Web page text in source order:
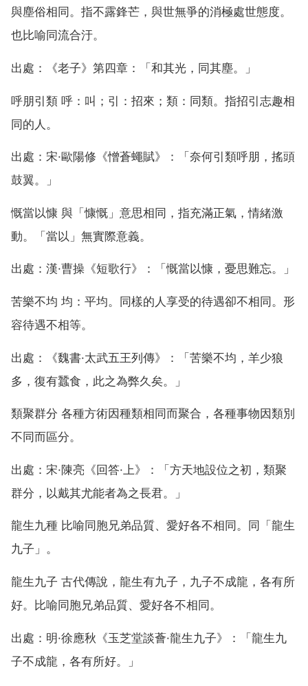
與塵俗相同。指不露鋒芒，與世無爭的消極處世態度。
也比喻同流合汙。
出處：《老子》第四章：「和其光，同其塵。」
呼朋引類 呼：叫；引：招來；類：同類。指招引志趣相
同的人。
出處：宋·歐陽修《憎蒼蠅賦》：「奈何引類呼朋，搖頭
鼓翼。」
慨當以慷 與「慷慨」意思相同，指充滿正氣，情緒激
動。「當以」無實際意義。
出處：漢·曹操《短歌行》：「慨當以慷，憂思難忘。」
苦樂不均 均：平均。同樣的人享受的待遇卻不相同。形
容待遇不相等。
出處：《魏書·太武五王列傳》：「苦樂不均，羊少狼
多，復有蠶食，此之為弊久矣。」
類聚群分 各種方術因種類相同而聚合，各種事物因類別
不同而區分。
出處：宋·陳亮《回答·上》：「方天地設位之初，類聚
群分，以戴其尤能者為之長君。」
龍生九種 比喻同胞兄弟品質、愛好各不相同。同「龍生
九子」。
龍生九子 古代傳說，龍生有九子，九子不成龍，各有所
好。比喻同胞兄弟品質、愛好各不相同。
出處：明·徐應秋《玉芝堂談薈·龍生九子》：「龍生九
子不成龍，各有所好。」